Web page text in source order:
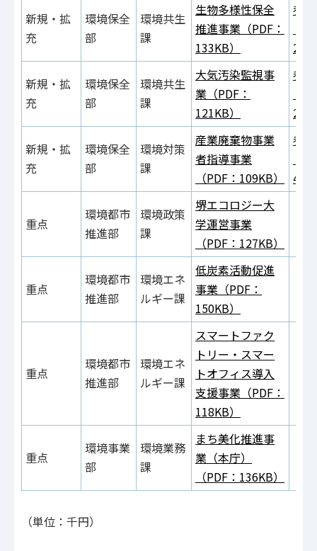
新規・拡
充
環境保全
部
環境共生
課
生物多様性保全
推進事業（PDF：
133KB）
参
新規・拡
充
環境保全
部
環境共生
課
大気汚染監視事
業（PDF：
121KB）
参
新規・拡
充
環境保全
部
環境対策
課
産業廃棄物事業
者指導事業
（PDF：109KB）
参
重点
環境都市
推進部
環境政策
課
堺エコロジー大
学運営事業
（PDF：127KB）
重点
環境都市
推進部
環境エネ
ルギー課
低炭素活動促進
事業（PDF：
150KB）
重点
環境都市
推進部
環境エネ
ルギー課
スマートファク
トリー・スマー
トオフィス導入
支援事業（PDF：
118KB）
重点
環境事業
部
環境業務
課
まち美化推進事
業（本庁）
（PDF：136KB）
（単位：千円）